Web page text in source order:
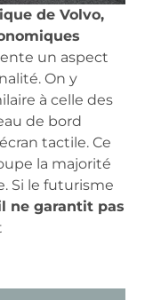
de Volvo,
un aspect
On y
à celle des
de bord
tactile. Ce
la majorité
Si le futurisme
ne garantit pas